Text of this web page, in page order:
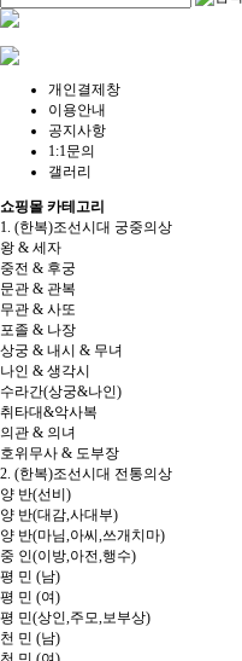
개인결제창
이용안내
공지사항
1:1문의
갤러리
쇼핑몰 카테고리
1. (한복)조선시대 궁중의상
왕 & 세자
중전 & 후궁
문관 & 관복
무관 & 사또
포졸 & 나장
상궁 & 내시 & 무녀
나인 & 생각시
수라간(상궁&나인)
취타대&악사복
의관 & 의녀
호위무사 & 도부장
2. (한복)조선시대 전통의상
양 반(선비)
양 반(대감,사대부)
양 반(마님,아씨,쓰개치마)
중 인(이방,아전,행수)
평 민 (남)
평 민 (여)
평 민(상인,주모,보부상)
천 민 (남)